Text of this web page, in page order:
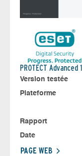
PROTECT Advanced
Version testée
Plateforme
Rapport
Date
PAGE WEB